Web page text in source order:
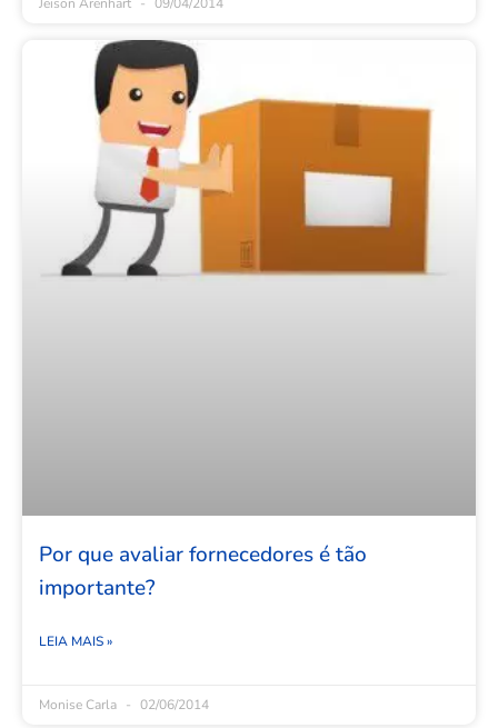
Por que avaliar fornecedores é tão
importante?
LEIA MAIS »
Monise Carla 02/06/2014